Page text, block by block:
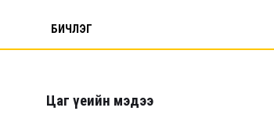
БИЧЛЭГ
Цаг үеийн мэдээ